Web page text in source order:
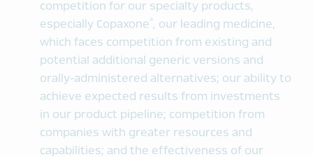
competition for our specialty products,
especially Copaxone®, our leading medicine,
which faces competition from existing and
potential additional generic versions and
orally-administered alternatives; our ability to
achieve expected results from investments
in our product pipeline; competition from
companies with greater resources and
capabilities; and the effectiveness of our